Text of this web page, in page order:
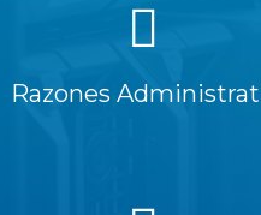
Razones